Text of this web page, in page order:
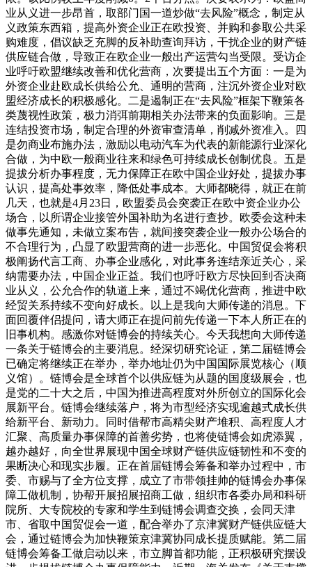
业从义进一步昂首，取部门国一道炒做“去风险”概念，制定从
义政策东西箱，提高外资企业正在欧投资、并购和参取公共采
购难度，倡议缺乏充脚的反补助查询拜访，干扰企业的财产链
供应链合做，导致正在欧企业一般出产运营勾当受限。受访企
业呼吁欧盟继续改善和优化营商，次要提出五个方面：一是为
外资企业赴欧成长供给公允、通明的营商，注沉外资企业对欧
盟经济成长的积极感化。二是遏制正在“去风险”框架下鞭策各
类蔑视性政策，极力消弭前期相关办法带来的负面影响。三是
连结投资市场，制定合理的外资审查清单，削减外资准入。四
是勿商业布施办法，激励以电动汽车为代表的新能源行业深化
合做，为中欧一般商业往来和绿色可持续成长创制优良。五是
提拔分析办事程度，无力保障正在欧中国企业好处，提拔办事
认识，提高处事效率，降低处事成本。大师都晓得，就正在前
几天，也就是4月23日，欧盟委员会突袭正在欧中资企业办公
场合，以所谓企业接管外国补助为名进行查抄。欧委会这种未
做事先通知，未做立案布告，就间接突袭企业一般办公场合的
不合理行为，凸显了欧盟营商的进一步恶化。中国贸促会将积
极阐扬代言工商、办事企业感化，对此事务连结亲近关心，采
纳需要办法，中国企业正益。我们也呼吁欧方尽快回到否决商
业从义，公允合作的轨道上来，通过不竭优化营商，推进中欧
经贸关系持续不变向好成长。以上是我向大师传递的消息。下
面回覆伴侣提问，请大师正在提问前先传递一下本人所正在的
旧事机构。感激你对链博会的持续关心。今天我想向大师传递
一条关于链博会的主要消息。经深切研究论证，第二届链博会
已确定将继续正在举办，举办地址仍为中国国际展览核心（顺
义馆）。链博会是全球首个以供应链为从题的国度级展会，也
是党的二十大之后，中国为推进高程度对外所创立的国际化会
展新平台。链博会继续落户，将为市型经济实现逾越式成长供
给新平台、新动力。同时借帮市高精尖财产堆积、高程度人才
汇聚、高质量办事保障的首善劣势，也将使链博会如虎添翼，
越办越好，向全世界展现中国全球财产链供应链韧性和不变的
果断决心和现实步履。正在首届链博会筹备和举办过程中，市
委、市赐与了全方位支撑，成立了市带领挂帅的链博会办事保
障工做机制，协帮开展招展招商工做，组织市各委办局和科研
院所、大专院校的专家和学生到链博会调查交换，会同天津
市、省取中国贸促会一道，配合举办了京津冀财产链供应链大
会，通过链博会为加快鞭策京津冀协同成长提质赋能。第二届
链博会筹备工做启动以来，市立脚首都功能，正积极研究摆设